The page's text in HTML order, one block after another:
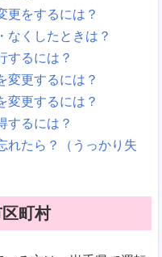
更をするには？
なくしたときは？
するには？
変更するには？
変更するには？
するには？
れたら？（うっかり失
町村